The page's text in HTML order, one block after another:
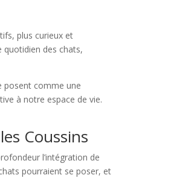
plus curieux et
quotidien des chats,
posent comme une
à notre espace de vie.
Coussins
l’intégration de
pourraient se poser, et